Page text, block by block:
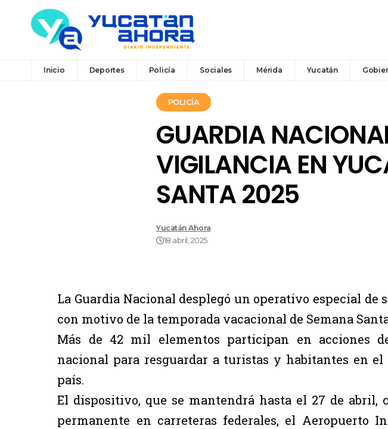
Inicio Deportes Policía Sociales Mérida Yucatán
POLICÍA
GUARDIA
VIGILANCIA EN
SANTA 2025
Yucatán Ahora
18 abril, 2025
La Guardia Nacional desplegó un operativo especial de
con motivo de la temporada vacacional de Semana
Más de 42 mil elementos participan en acciones
nacional para resguardar a turistas y habitantes en el
país.
El dispositivo, que se mantendrá hasta el 27 de abril,
permanente en carreteras federales, el Aeropuerto